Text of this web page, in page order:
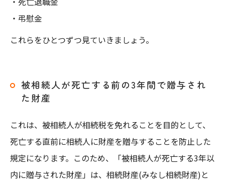
・弔慰金
これらをひとつずつ見ていきましょう。
被相続人が死亡する前の3年間で贈与され
た財産
これは、被相続人が相続税を免れることを目的として、
死亡する直前に相続人に財産を贈与することを防止した
規定になります。このため、「被相続人が死亡する3年以
内に贈与された財産」は、相続財産(みなし相続財産)と